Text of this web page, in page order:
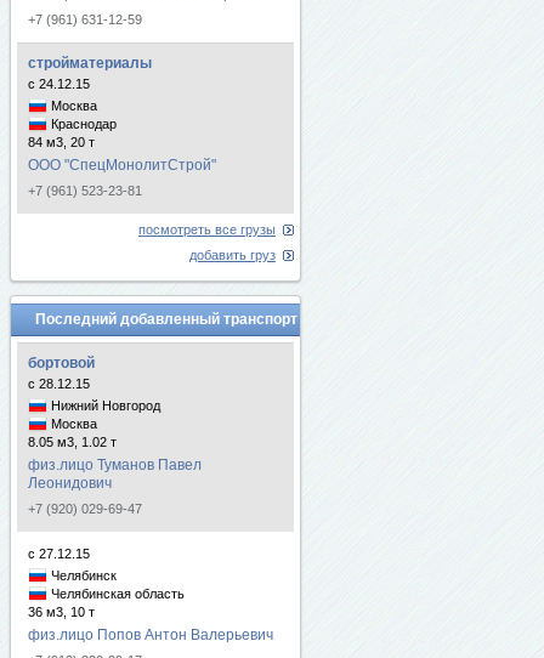
+7 (961) 631-12-59
стройматериалы
с 24.12.15
Москва
Краснодар
84 м3, 20 т
ООО "СпецМонолитСтрой"
+7 (961) 523-23-81
посмотреть все грузы
добавить груз
Последний добавленный транспорт
бортовой
с 28.12.15
Нижний Новгород
Москва
8.05 м3, 1.02 т
физ.лицо Туманов Павел
Леонидович
+7 (920) 029-69-47
с 27.12.15
Челябинск
Челябинская область
36 м3, 10 т
физ.лицо Попов Антон Валерьевич